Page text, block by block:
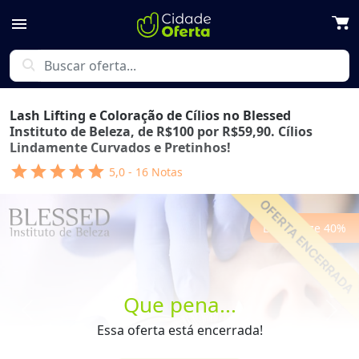
menu
search
Que pena...
Essa oferta está encerrada!
Lash Lifting e Coloração de Cílios no Blessed
Instituto de Beleza, de R$100 por R$59,90. Cílios
Lindamente Curvados e Pretinhos!
starstarstarstarstar 5,0 - 16 Notas
Economize 40%